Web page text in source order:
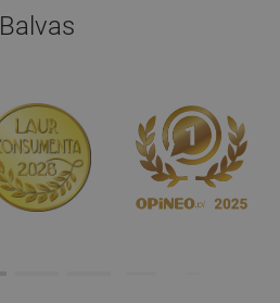
Balvas